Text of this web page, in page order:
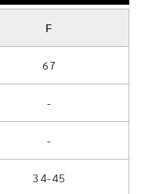
F
67
-
-
34-45